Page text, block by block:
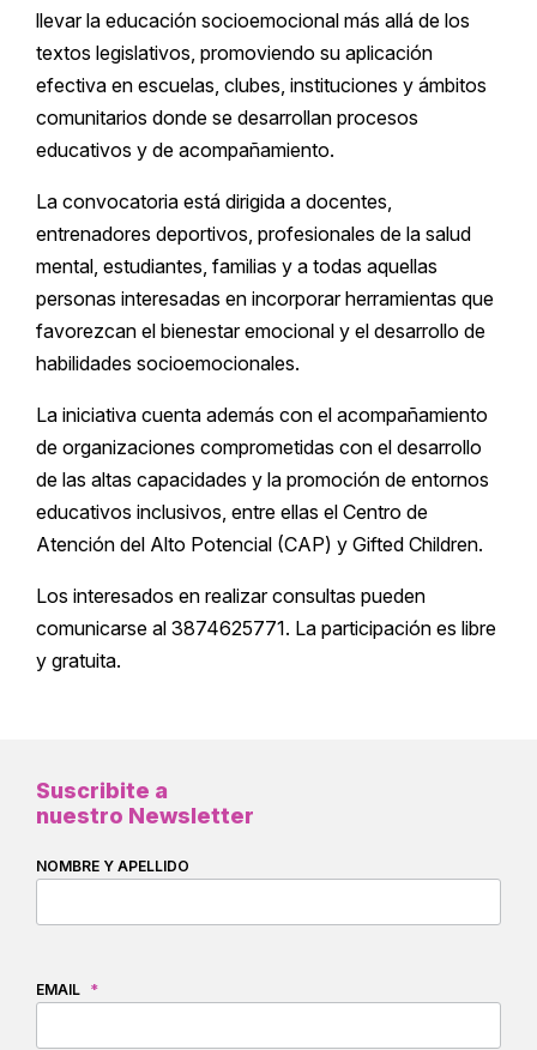
llevar la educación socioemocional más allá de los
textos legislativos, promoviendo su aplicación
efectiva en escuelas, clubes, instituciones y ámbitos
comunitarios donde se desarrollan procesos
educativos y de acompañamiento.
La convocatoria está dirigida a docentes,
entrenadores deportivos, profesionales de la salud
mental, estudiantes, familias y a todas aquellas
personas interesadas en incorporar herramientas que
favorezcan el bienestar emocional y el desarrollo de
habilidades socioemocionales.
La iniciativa cuenta además con el acompañamiento
de organizaciones comprometidas con el desarrollo
de las altas capacidades y la promoción de entornos
educativos inclusivos, entre ellas el Centro de
Atención del Alto Potencial (CAP) y Gifted Children.
Los interesados en realizar consultas pueden
comunicarse al 3874625771. La participación es libre
y gratuita.
Suscribite a
nuestro Newsletter
NOMBRE Y APELLIDO
EMAIL *